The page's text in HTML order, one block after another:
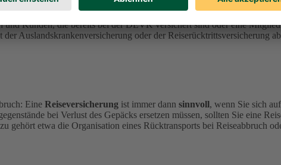
und Kunden, die bereits bei der DEVK versichert sind oder eine
Auslandskrankenversicherung oder der Reiserücktrittsversicherung
Eine Reiseversicherung ist immer dann sinnvoll, wenn Sie sich auf
bei Verlust des Gepäcks ersetzen müssen, sollten Sie eine
gehört etwa die Organisation eines Rücktransports bei Reiseabbruch